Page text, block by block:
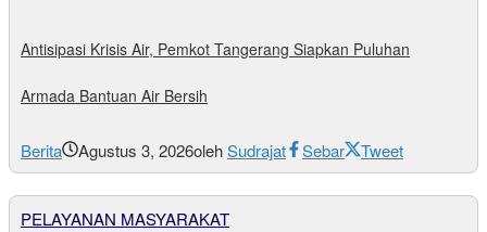
Antisipasi Krisis Air, Pemkot Tangerang Siapkan Puluhan
Armada Bantuan Air Bersih
Berita Agustus 3, 2026olehSudrajat Sebar Tweet
PELAYANAN MASYARAKAT